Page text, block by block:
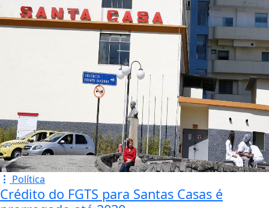
Política
Crédito do FGTS para Santas Casas é